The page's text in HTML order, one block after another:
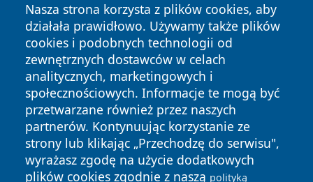
Nasza strona korzysta z plików cookies, aby
działała prawidłowo. Używamy także plików
cookies i podobnych technologii od
zewnętrznych dostawców w celach
analitycznych, marketingowych i
społecznościowych. Informacje te mogą być
przetwarzane również przez naszych
partnerów. Kontynuując korzystanie ze
strony lub klikając „Przechodzę do serwisu",
wyrażasz zgodę na użycie dodatkowych
plików cookies zgodnie z naszą polityką
Copyright © 2026 mojgorzow.pl Wszystkie prawa zastrzeżone.
News Autorzy
Polityka
Prywatności
Polityka
Cookies